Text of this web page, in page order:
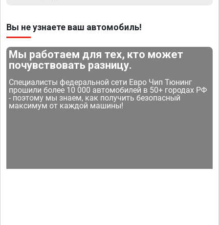
Вы не узнаете ваш автомобиль!
Мы работаем для тех, кто может
почувствовать разницу.
Специалисты федеральной сети Евро Чип Тюнинг
прошили более 10 000 автомобилей в 50+ городах РФ
- поэтому мы знаем, как получить безопасный
максимум от каждой машины!